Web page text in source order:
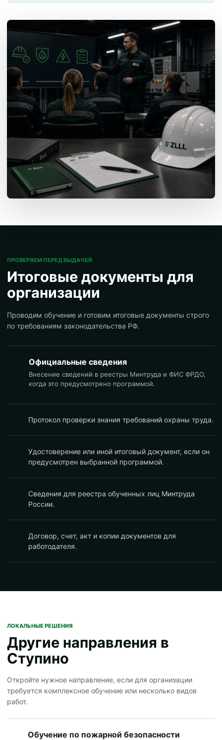
ПРОВЕРЯЕМ ПЕРЕД ВЫДАЧЕЙ
Итоговые документы для
организации
Проводим обучение и готовим итоговые документы строго
по требованиям законодательства РФ.
Официальные сведения
Внесение сведений в реестры Минтруда и ФИС ФРДО,
когда это предусмотрено программой.
Протокол проверки знания требований охраны труда.
Удостоверение или иной итоговый документ, если он
предусмотрен выбранной программой.
Сведения для реестра обученных лиц Минтруда
России.
Договор, счет, акт и копии документов для
работодателя.
ЛОКАЛЬНЫЕ РЕШЕНИЯ
Другие направления в
Ступино
Откройте нужное направление, если для организации
требуется комплексное обучение или несколько видов
работ.
Обучение по пожарной безопасности